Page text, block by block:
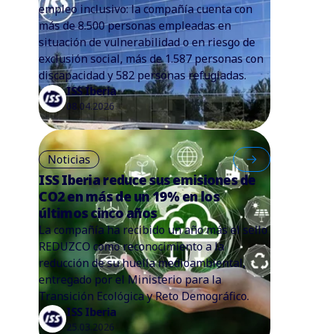
empleo inclusivo: la compañía cuenta con
más de 8.500 personas empleadas en
situación de vulnerabilidad o en riesgo de
exclusión social, más de 1.587 personas con
discapacidad y 582 personas refugiadas.
ISS Iberia
08.04.2026
Noticias
ISS Iberia reduce sus emisiones de
CO2 en más de un 19% en los
últimos cinco años
La compañía ha recibido un año más el sello
REDUZCO como reconocimiento a la
reducción de su huella medioambiental,
entregado por el Ministerio para la
Transición Ecológica y Reto Demográfico.
ISS Iberia
25.03.2026